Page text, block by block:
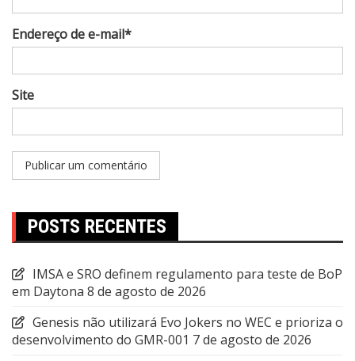
Endereço de e-mail*
Site
POSTS RECENTES
IMSA e SRO definem regulamento para teste de BoP
em Daytona 8 de agosto de 2026
Genesis não utilizará Evo Jokers no WEC e prioriza o
desenvolvimento do GMR-001 7 de agosto de 2026